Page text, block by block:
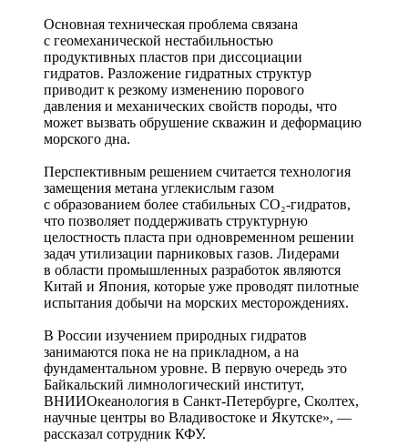
Основная техническая проблема связана
с геомеханической нестабильностью
продуктивных пластов при диссоциации
гидратов. Разложение гидратных структур
приводит к резкому изменению порового
давления и механических свой­ств породы, что
может вызвать обрушение скважин и деформацию
морского дна.
Перспективным решением считается технология
замещения метана углекислым газом
с образованием более стабильных CO₂-гидратов,
что позволяет поддерживать структурную
целостность пласта при одновременном решении
задач утилизации парниковых газов. Лидерами
в области промышленных разработок являются
Китай и Япония, которые уже проводят пилотные
испытания добычи на морских месторождениях.
В России изучением природных гидратов
занимаются пока не на прикладном, а на
фундаментальном уровне. В первую очередь это
Байкальский лимнологический институт,
ВНИИОкеанология в Санкт-­Петербурге, Сколтех,
научные центры во Владивостоке и Якутске», ―
рассказал сотрудник КФУ.